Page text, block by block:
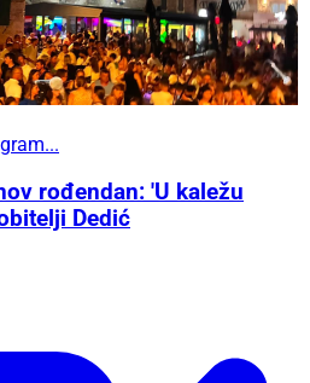
rođendan: 'U kaležu
Dedić